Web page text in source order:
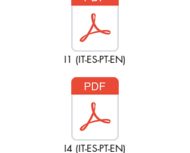
I1 (IT-ES-PT-EN)
I4 (IT-ES-PT-EN)